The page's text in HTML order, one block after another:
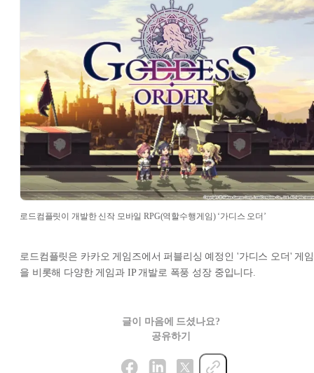
로드컴플릿이 개발한 신작 모바일 RPG(역할수행게임) ‘가디스 오더’
로드컴플릿은 카카오 게임즈에서 퍼블리싱 예정인 '가디스 오더' 게임
을 비롯해 다양한 게임과 IP 개발로 폭풍 성장 중입니다.
글이 마음에 드셨나요?
공유하기